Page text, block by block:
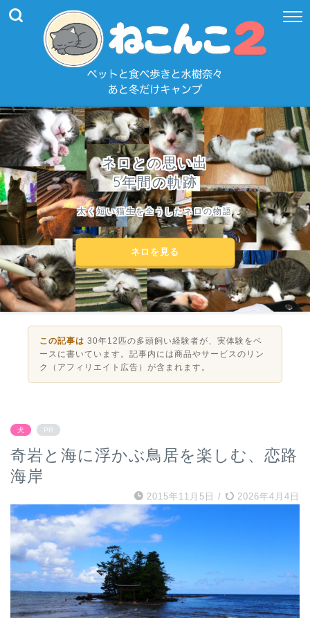
ネロとの思い出
5年間の軌跡
太く短い猫生を全うしたネロの物語
ネロを見る
この記事は 30年12匹の多頭飼い経験者が、実体験をベ
ースに書いています。記事内には商品やサービスのリン
ク（アフィリエイト広告）が含まれます。
犬 PR
奇岩と海に浮かぶ鳥居を楽しむ、恋路
海岸
2015年11月5日 / 2026年4月4日